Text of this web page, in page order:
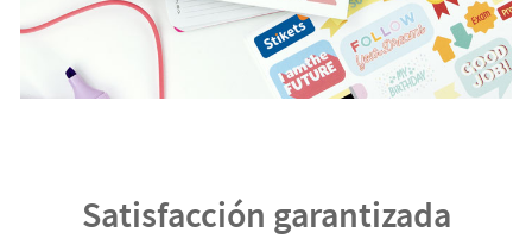
Satisfacción garantizada